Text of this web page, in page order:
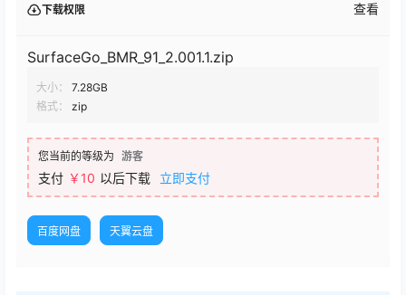
下载权限 查看
SurfaceGo_BMR_91_2.001.1.zip
大小：
7.28GB
格式：
zip
您当前的等级为 游客
支付 ￥10 以后下载 立即支付
百度网盘 天翼云盘